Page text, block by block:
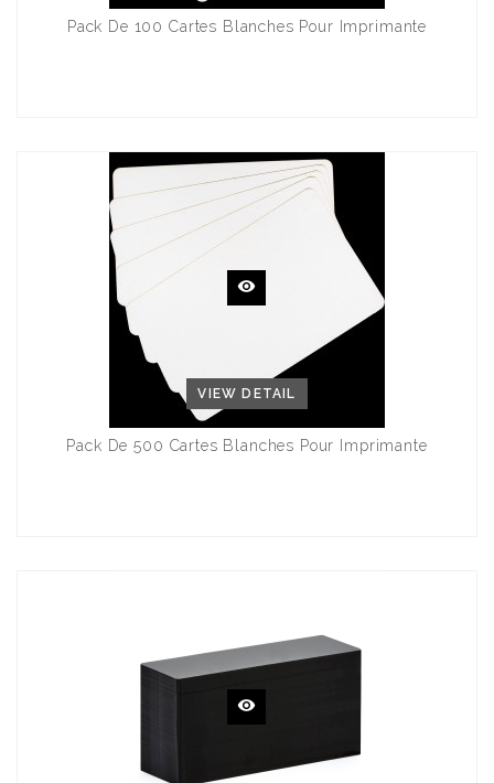
Pack De 100 Cartes Blanches Pour Imprimante
VIEW DETAIL
Pack De 500 Cartes Blanches Pour Imprimante